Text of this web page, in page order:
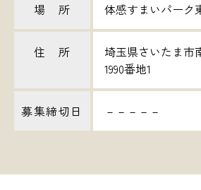
場 所 体感すまいパーク
住 所
埼玉県さいたま市
1990番地1
募集締切日 －－－－－